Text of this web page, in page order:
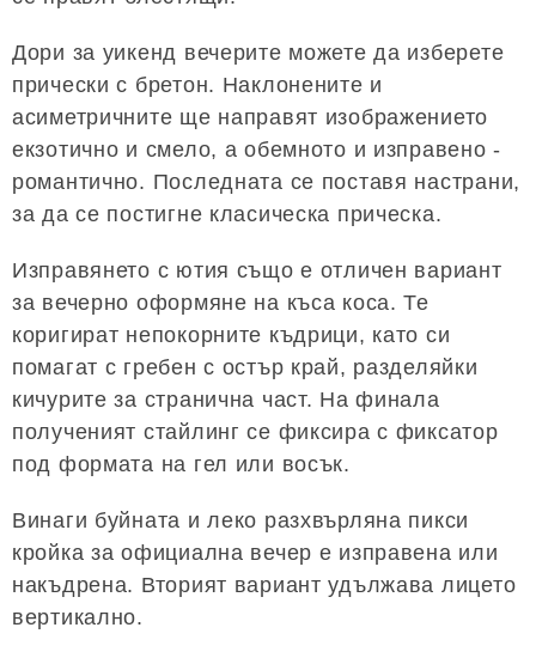
Дори за уикенд вечерите можете да изберете
прически с бретон. Наклонените и
асиметричните ще направят изображението
екзотично и смело, а обемното и изправено -
романтично. Последната се поставя настрани,
за да се постигне класическа прическа.
Изправянето с ютия също е отличен вариант
за вечерно оформяне на къса коса. Те
коригират непокорните къдрици, като си
помагат с гребен с остър край, разделяйки
кичурите за странична част. На финала
полученият стайлинг се фиксира с фиксатор
под формата на гел или восък.
Винаги буйната и леко разхвърляна пикси
кройка за официална вечер е изправена или
накъдрена. Вторият вариант удължава лицето
вертикално.